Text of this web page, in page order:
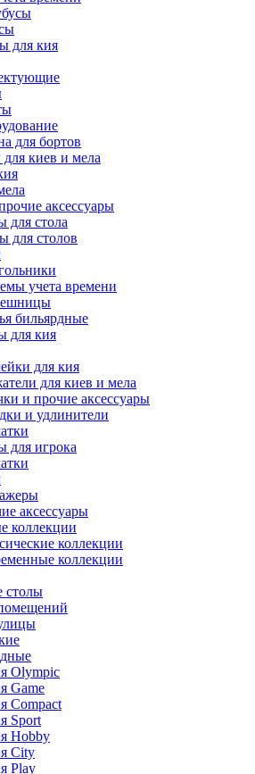
для кия
для бортов
киев и мела
аксессуары
для стола
для столов
учета времени
бильярдные
для кия
для кия
для киев и мела
и прочие аксессуары
и удлинители
для игрока
аксессуары
коллекции
коллекции
коллекции
столы
Olympic
Game
Compact
Sport
Hobby
City
Play